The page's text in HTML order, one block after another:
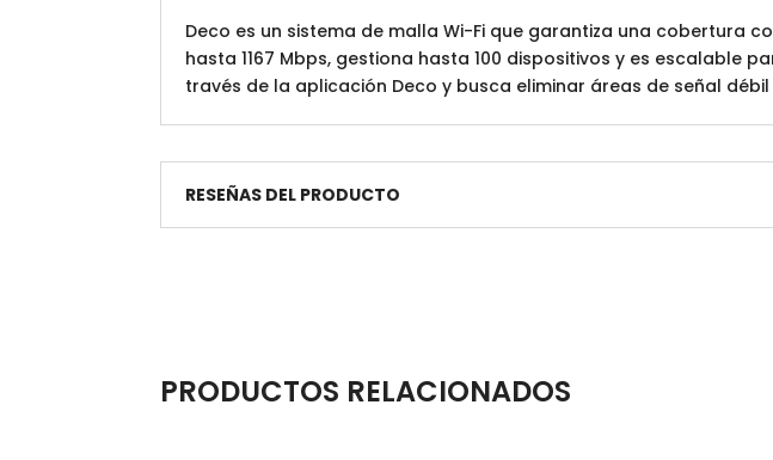
Deco es un sistema de malla Wi-Fi que garantiza una cobertura
hasta 1167 Mbps, gestiona hasta 100 dispositivos y es
través de la aplicación Deco y busca eliminar áreas de señal
RESEÑAS DEL PRODUCTO
PRODUCTOS RELACIONADOS